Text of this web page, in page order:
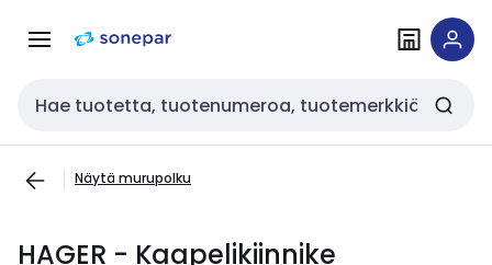
navigointiinsisältöön
Haku
Näytä murupolku
HAGER - Kaapelikiinnike